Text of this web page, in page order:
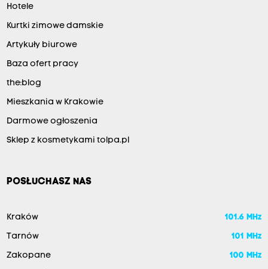
Hotele
Kurtki zimowe damskie
Artykuły biurowe
Baza ofert pracy
the:blog
Mieszkania w Krakowie
Darmowe ogłoszenia
Sklep z kosmetykami tolpa.pl
POSŁUCHASZ NAS
Kraków 101.6 MHz
Tarnów 101 MHz
Zakopane 100 MHz